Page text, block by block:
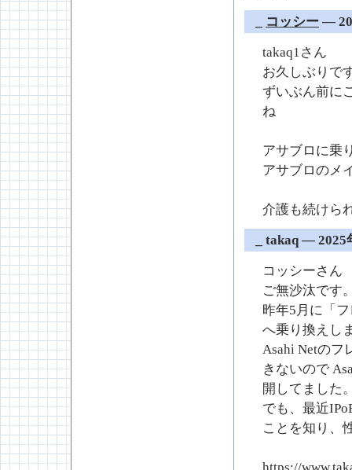
コッシー ―
takaq1さん
お久しぶりで
ずいぶん前に
ね
アサブロに乗
アサブロのメ
介護も続けら
takaq ― 2025
コッシーさん
ご無沙汰です
昨年5月に「
へ乗り換えし
Asahi Netのフ
きないので
開してました
でも、最近
ことを知り、
https://